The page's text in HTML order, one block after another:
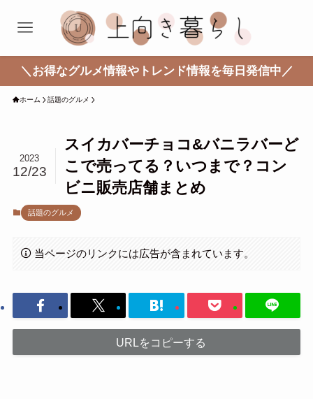
＼お得なグルメ情報やトレンド情報を毎日発信中／
ホーム 話題のグルメ
スイカバーチョコ&バニラバーど
こで売ってる？いつまで？コン
ビニ販売店舗まとめ
2023
12/23
話題のグルメ
当ページのリンクには広告が含まれています。
URLをコピーする